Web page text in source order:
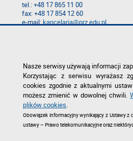
tel.: +48 17 865 11 00
fax: +48 17 854 12 60
e-mail:kancelaria@prz.edu.pl
Zgłoś błąd na stronie
Nasze serwisy używają informacji
Korzystając z serwisu wyrażasz
cookies zgodnie z aktualnymi
możesz zmienić w dowolnej chwili.
plików cookies.
Obowiązek informacyjny wynikający z Ustawy
ustawy – Prawo telekomunikacyjne oraz